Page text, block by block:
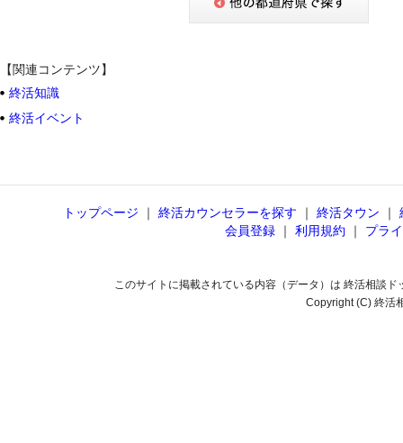
【関連コンテンツ】
終活知識
終活イベント
トップページ ｜ 終活カウンセラーを探す ｜ 終活タウン ｜
会員登録 ｜ 利用規約 ｜ プラ
このサイトに掲載されている内容（データ）は 終活相談
Copyright (C) 終活